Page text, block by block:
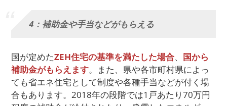
4：補助金や手当などがもらえる
国が定めたZEH住宅の基準を満たした場合、 国から
補助金がもらえます。また、県や各市町村県によっ
ても省エネ住宅として制度や各種手当などが付く場
合もあります。2018年の段階では1戸あたり70万円